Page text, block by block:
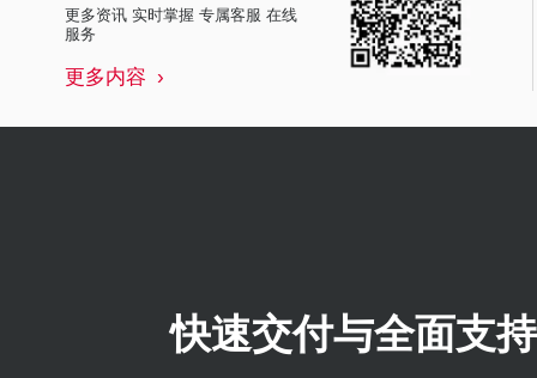
更多资讯 实时掌握 专属客服 在线
服务
更多内容
快速交付与全面支持